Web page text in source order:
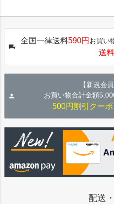
全国一律送料590円 お買い
送
【新規会
お買い物合計金額
500円割引クー
配送